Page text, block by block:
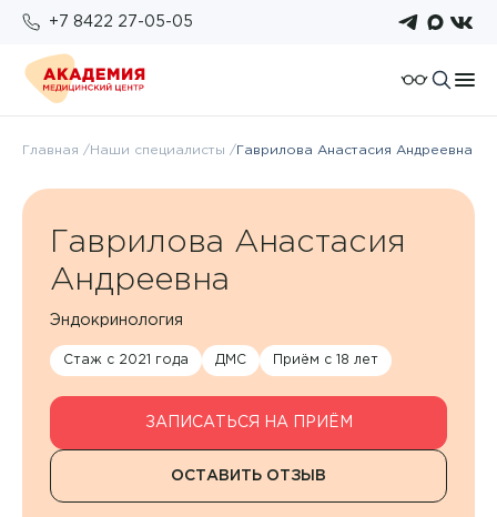
+7 8422 27-05-05
О компании
Работа у нас
Для организаций
Правовые документы
Пациентам
Подготовка к исследованиям
Возврат налогового вычета
Бонусная система
Оплата
ОМС
Услуги и цены
Анализы
Врачи
Главная Наши специалисты Гаврилова Анастасия Андреевна
Гаврилова Анастасия
Андреевна
Эндокринология
Стаж с 2021 года ДМС Приём с 18 лет
ЗАПИСАТЬСЯ НА ПРИЁМ
ОСТАВИТЬ ОТЗЫВ